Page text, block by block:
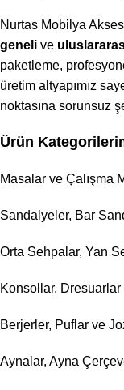
Nurtas Mobilya
geneli ve
paketleme,
üretim altyapımız
noktasına sorunsuz
Ürün
Masalar ve Çalışma
Sandalyeler, Bar
Orta Sehpalar, Yan
Konsollar,
Berjerler, Puflar ve
Aynalar, Ayna